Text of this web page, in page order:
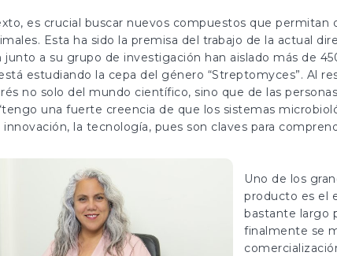
es crucial buscar nuevos compuestos que permitan
Esta ha sido la premisa del trabajo de la actual
junto a su grupo de investigación han aislado más de
estudiando la cepa del género “Streptomyces”. Al
no solo del mundo científico, sino que de las
una fuerte creencia de que los sistemas
la tecnología, pues son claves para
Uno de los
producto es el
bastante largo
finalmente se